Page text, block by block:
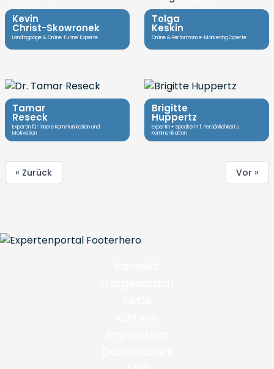
Kevin
Christ-Skowronek
Landingpage & Online-Funnel Experte
Tolga
Keskin
Online & Performance-Marketing Experte
Tamar
Reseck
Expertin für innere Kommunikation und
Motivation
Brigitte
Huppertz
Expertin + Speakerin f. Persönlichkeit u.
Kommunikation
« Zurück Vor »